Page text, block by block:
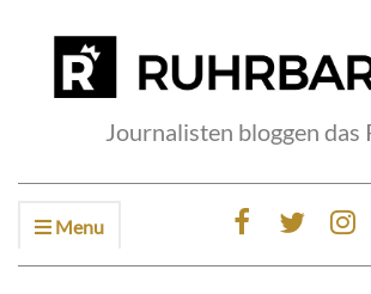
Journalisten bloggen das
Menu